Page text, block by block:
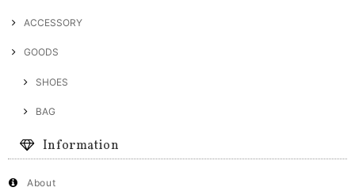
ACCESSORY
GOODS
SHOES
BAG
Information
About